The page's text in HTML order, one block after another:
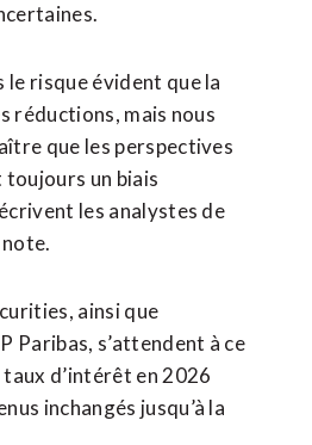
le risque évident que la
réductions, mais nous
que les perspectives
un biais
les analystes de
ainsi que
Paribas, s’attendent à ce
taux d’intérêt en 2026
inchangés jusqu’à la